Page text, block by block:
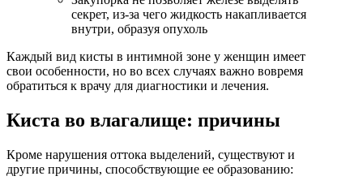
секрет, из-за чего жидкость накапливается
внутри, образуя опухоль
Каждый вид кисты в интимной зоне у женщин имеет
свои особенности, но во всех случаях важно вовремя
обратиться к врачу для диагностики и лечения.
Киста во влагалище: причины
Кроме нарушения оттока выделений, существуют и
другие причины, способствующие ее образованию: